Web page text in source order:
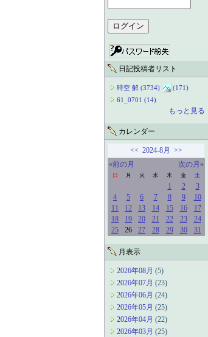
日記投稿者リスト
時空 解 (3734)
(171)
61_0701 (14)
もっと見る
カレンダー
<< 2024-8月
>>
«前の月
次の月»
日 月 火 水 木 金 土
1 2
3
4
5 6 7 8 9
10
11
12 13 14 15 16
17
18
19 20 21 22 23
24
25
26 27 28 29 30 31
月表示
2026年08月 (5)
2026年07月 (23)
2026年06月 (24)
2026年05月 (25)
2026年04月 (22)
2026年03月 (25)